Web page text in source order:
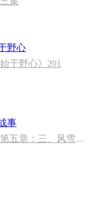
野心
始于野心》201
事
五章：三、风雪万